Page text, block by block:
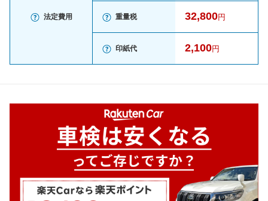
法定費用 重量税 32,800円
印紙代 2,100円